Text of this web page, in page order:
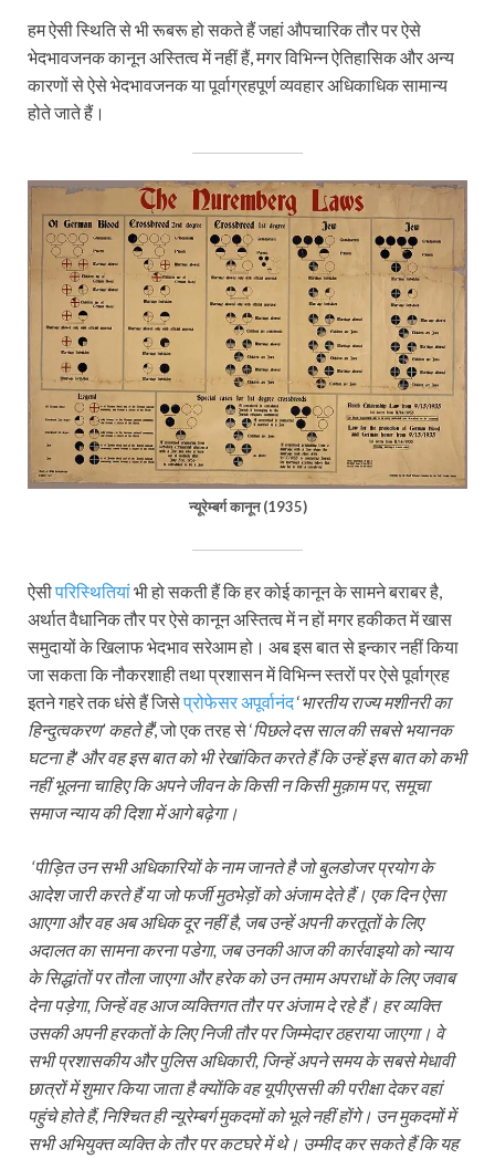
हम ऐसी स्थिति से भी रूबरू हो सकते हैं जहां औपचारिक तौर पर ऐसे
भेदभावजनक कानून अस्तित्व में नहीं हैं, मगर विभिन्न ऐतिहासिक और अन्य
कारणों से ऐसे भेदभावजनक या पूर्वाग्रहपूर्ण व्यवहार अधिकाधिक सामान्य
होते जाते हैं।
न्यूरेम्बर्ग कानून (1935)
ऐसीपरिस्थितियांभी हो सकती हैं कि हर कोई कानून के सामने बराबर है,
अर्थात वैधानिक तौर पर ऐसे कानून अस्तित्व में न हों मगर हकीकत में खास
समुदायों के खिलाफ भेदभाव सरेआम हो। अब इस बात से इन्कार नहीं किया
जा सकता कि नौकरशाही तथा प्रशासन में विभिन्न स्तरों पर ऐसे पूर्वाग्रह
इतने गहरे तक धंसे हैं जिसेप्रोफेसर अपूर्वानंद‘भारतीय राज्य मशीनरी का
हिन्दुत्वकरण’कहते हैं’, जो एक तरह से ‘पिछले दस साल की सबसे भयानक
घटना है’ और वह इस बात को भी रेखांकित करते हैं कि उन्हें इस बात को कभी
नहीं भूलना चाहिए कि अपने जीवन के किसी न किसी मुक़ाम पर, समूचा
समाज न्याय की दिशा में आगे बढ़ेगा।
‘पीड़ित उन सभी अधिकारियों के नाम जानते है जो बुलडोजर प्रयोग के
आदेश जारी करते हैं या जो फर्जी मुठभेड़ों को अंजाम देते हैं। एक दिन ऐसा
आएगा और वह अब अधिक दूर नहीं है, जब उन्हें अपनी करतूतों के लिए
अदालत का सामना करना पडेगा, जब उनकी आज की कार्रवाइयो को न्याय
के सिद्धांतों पर तौला जाएगा और हरेक को उन तमाम अपराधों के लिए जवाब
देना पड़ेगा, जिन्हें वह आज व्यक्तिगत तौर पर अंजाम दे रहे हैं। हर व्यक्ति
उसकी अपनी हरकतों के लिए निजी तौर पर जिम्मेदार ठहराया जाएगा। वे
सभी प्रशासकीय और पुलिस अधिकारी, जिन्हें अपने समय के सबसे मेधावी
छात्रों में शुमार किया जाता है क्योंकि वह यूपीएससी की परीक्षा देकर वहां
पहुंचे होते हैं, निश्चित ही न्यूरेम्बर्ग मुकदमों को भूले नहीं होंगे। उन मुकदमों में
सभी अभियुक्त व्यक्ति के तौर पर कटघरे में थे। उम्मीद कर सकते हैं कि यह